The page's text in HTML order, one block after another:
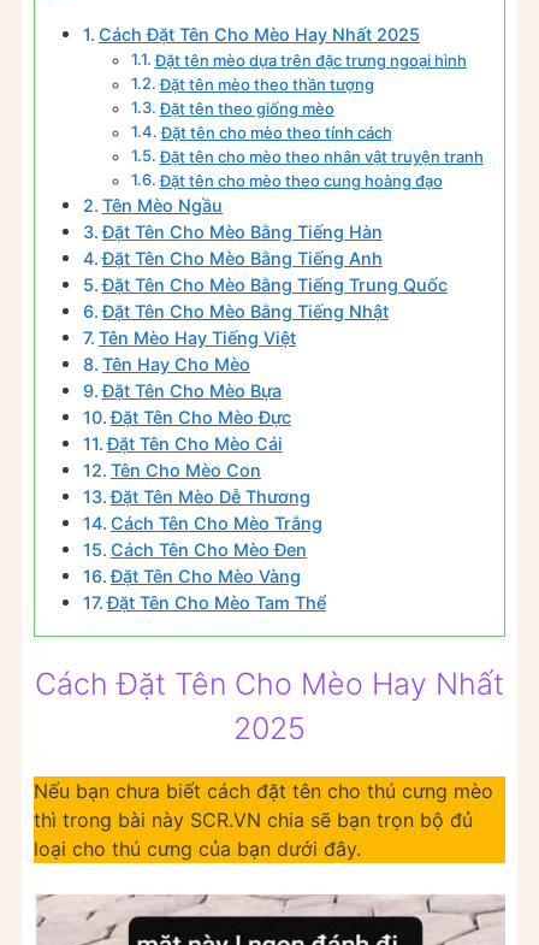
Cách Đặt Tên Cho Mèo Hay Nhất 2025
Đặt tên mèo dựa trên đặc trưng ngoại hình
Đặt tên mèo theo thần tượng
Đặt tên theo giống mèo
Đặt tên cho mèo theo tính cách
Đặt tên cho mèo theo nhân vật truyện tranh
Đặt tên cho mèo theo cung hoàng đạo
Tên Mèo Ngầu
Đặt Tên Cho Mèo Bằng Tiếng Hàn
Đặt Tên Cho Mèo Bằng Tiếng Anh
Đặt Tên Cho Mèo Bằng Tiếng Trung Quốc
Đặt Tên Cho Mèo Bằng Tiếng Nhật
Tên Mèo Hay Tiếng Việt
Tên Hay Cho Mèo
Đặt Tên Cho Mèo Bựa
Đặt Tên Cho Mèo Đực
Đặt Tên Cho Mèo Cái
Tên Cho Mèo Con
Đặt Tên Mèo Dễ Thương
Cách Tên Cho Mèo Trắng
Cách Tên Cho Mèo Đen
Đặt Tên Cho Mèo Vàng
Đặt Tên Cho Mèo Tam Thể
Cách Đặt Tên Cho Mèo Hay Nhất
2025
Nếu bạn chưa biết cách đặt tên cho thú cưng mèo
thì trong bài này SCR.VN chia sẽ bạn trọn bộ đủ
loại cho thú cưng của bạn dưới đây.